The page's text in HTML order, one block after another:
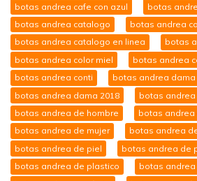
botas andrea cafe con azul
botas
botas andrea catalogo
botas andrea
botas andrea catalogo en linea
botas
botas andrea color miel
botas andrea
botas andrea conti
botas andrea dama
botas andrea dama 2018
botas
botas andrea de hombre
botas andrea
botas andrea de mujer
botas andrea
botas andrea de piel
botas andrea de
botas andrea de plastico
botas andrea